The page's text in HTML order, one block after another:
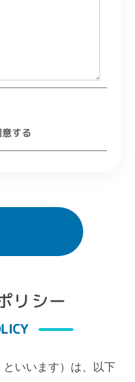
する
リシー
いいます）は、以下